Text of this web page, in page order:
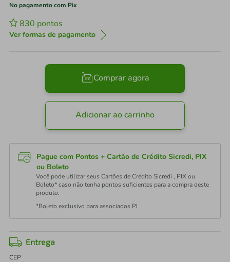
No pagamento com Pix
830 pontos
Ver formas de pagamento
Comprar agora
Adicionar ao carrinho
Pague com Pontos + Cartão de Crédito Sicredi, PIX
ou Boleto
Você pode utilizar seus Cartões de Crédito Sicredi , PIX ou
Boleto* caso não tenha pontos suficientes para a compra deste
produto.
*Boleto exclusivo para associados PJ
Entrega
CEP